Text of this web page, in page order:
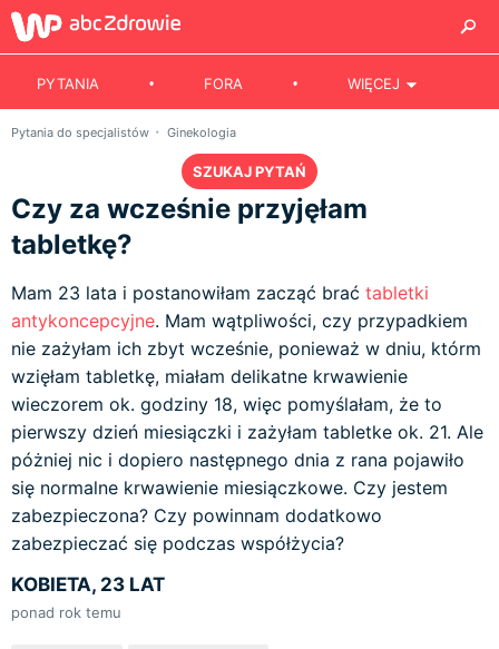
PYTANIA FORA WIĘCEJ
Pytania do specjalistów Ginekologia
SZUKAJ PYTAŃ
Czy za wcześnie przyjęłam
tabletkę?
Mam 23 lata i postanowiłam zacząć brać tabletki
antykoncepcyjne. Mam wątpliwości, czy przypadkiem
nie zażyłam ich zbyt wcześnie, ponieważ w dniu, którm
wzięłam tabletkę, miałam delikatne krwawienie
wieczorem ok. godziny 18, więc pomyślałam, że to
pierwszy dzień miesiączki i zażyłam tabletke ok. 21. Ale
póżniej nic i dopiero następnego dnia z rana pojawiło
się normalne krwawienie miesiączkowe. Czy jestem
zabezpieczona? Czy powinnam dodatkowo
zabezpieczać się podczas współżycia?
KOBIETA, 23 LAT
ponad rok temu